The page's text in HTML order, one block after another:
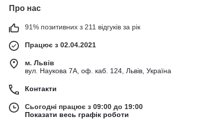
Про нас
91% позитивних з 211 відгуків за рік
Працює з 02.04.2021
м. Львів
вул. Наукова 7А, оф. каб. 124, Львів, Україна
Контакти
Сьогодні працює з 09:00 до 19:00
Показати весь графік роботи